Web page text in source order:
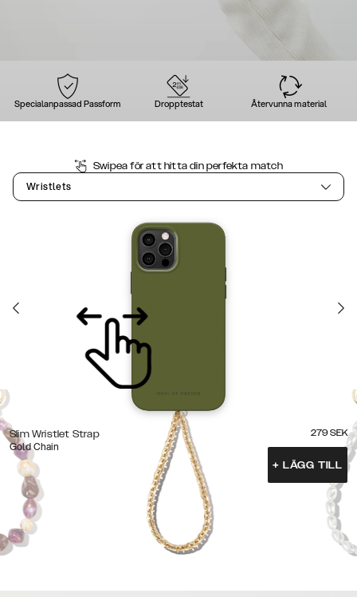
Specialanpassad Passform Dropptestat Återvunna material
Swipea för att hitta din perfekta match
Wristlets
Slim Wristlet Strap
Gold Chain
279 SEK
+ LÄGG TILL